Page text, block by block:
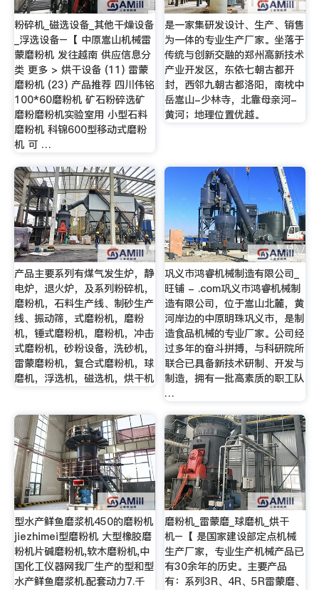
粉碎机_磁选设备_其他干燥设备
_浮选设备–【 中原嵩山机械雷
蒙磨粉机 发往越南 供应信息分
类 更多 > 烘干设备 (11) 雷蒙
磨粉机 (23) 产品推荐 四川伟铭
100*60磨粉机 矿石粉碎选矿
磨粉磨粉机实验室用 小型石料
磨粉机 科锦600型移动式磨粉
机 可 …
是一家集研发设计、生产、销售
为一体的专业生产厂家。坐落于
传统与创新交融的郑州高新技术
产业开发区，东依七朝古都开
封，西邻九朝古都洛阳，南枕中
岳嵩山-少林寺，北靠母亲河-
黄河；地理位置优越。
产品主要系列有煤气发生炉，静
电炉，退火炉，及系列粉碎机，
磨粉机，石料生产线、制砂生产
线、振动筛，式磨粉机，磨粉
机，锤式磨粉机，磨粉机，冲击
式磨粉机，砂粉设备，洗砂机，
雷蒙磨粉机，复合式磨粉机，球
磨机，浮选机，磁选机，烘干机
巩义市鸿睿机械制造有限公司_
旺铺 - .com巩义市鸿睿机械制
造有限公司，位于嵩山北麓，黄
河岸边的中原明珠巩义市，是制
造食品机械的专业厂家。公司经
过多年的奋斗拼搏，与科研院所
联合已具备新技术研制、开发与
制造，拥有一批高素质的职工队
…
型水产鲜鱼磨浆机450的磨粉机
jiezhimei型磨粉机 大型橡胶磨
粉机片碱磨粉机,软木磨粉机,中
国化工仪器网我厂生产的型和型
水产鲜鱼磨浆机.配套动力7.千
磨粉机_雷蒙磨_球磨机_烘干
机–【 是国家建设部定点机械
生产厂家，专业生产机械产品已
有30余年的历史。主要产品
有：系列3R、4R、5R雷蒙磨、